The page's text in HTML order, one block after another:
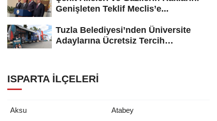
Genişleten Teklif Meclis’e...
Tuzla Belediyesi’nden Üniversite
Adaylarına Ücretsiz Tercih
ISPARTA İLÇELERI
Aksu
Atabey